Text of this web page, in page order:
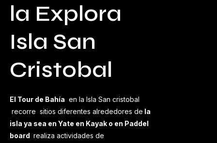
la Explora
Isla San
Cristobal
El Tour de Bahía en la Isla San cristobal
recorre sitios diferentes alrededores de la
isla ya sea en Yate en Kayak o en Paddel
board realiza actividades de